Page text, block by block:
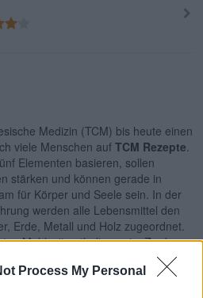
Process My Personal
Medizin (TCM) bis heute einen
viele Menschen auf TCM Rezepte.
Elementen basieren, sollen
stärken und können gerade in
für Körper und Seele sein. In der
werden alle Lebensmittel den
Erde, Metall und Holz zugeordnet.
Mahlzeit enthalten sein. Zu den
Erde zugeordnet sind gehören
oder Kürbis. Metall-Lebensmittel
Rettich und zu den Wasser-